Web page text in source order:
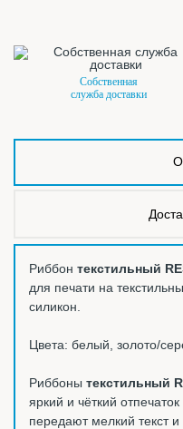
Собственная
служба доставки
Риббон текстильный
для печати на
силикон.
Цвета: белый, золото/
Риббоны текстильный
яркий и чёткий
передают мелкий текст